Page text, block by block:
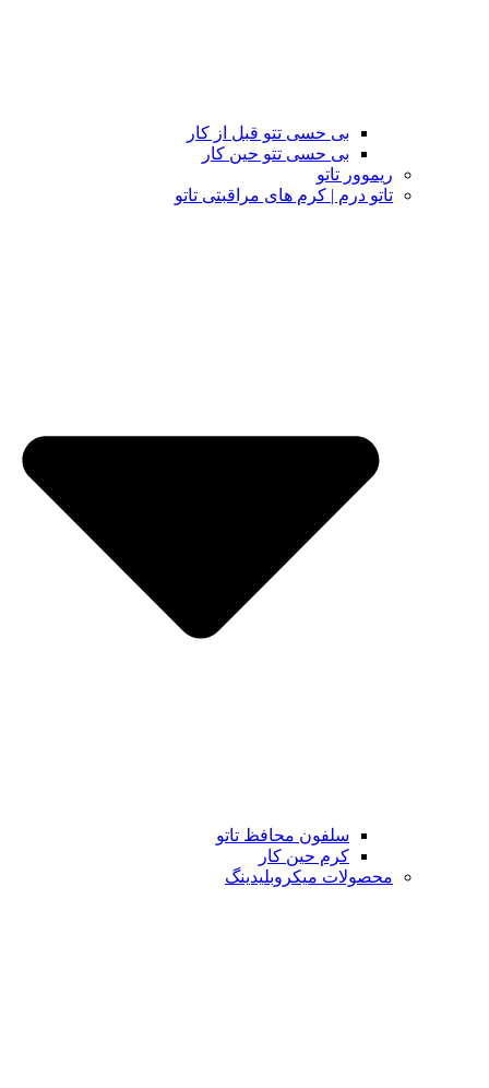
بی حسی تتو قبل از کار
بی حسی تتو حین کار
ریموور تاتو
تاتو درم | کرم های مراقبتی تاتو
سلفون محافظ تاتو
کرم حین کار
محصولات میکروبلیدینگ